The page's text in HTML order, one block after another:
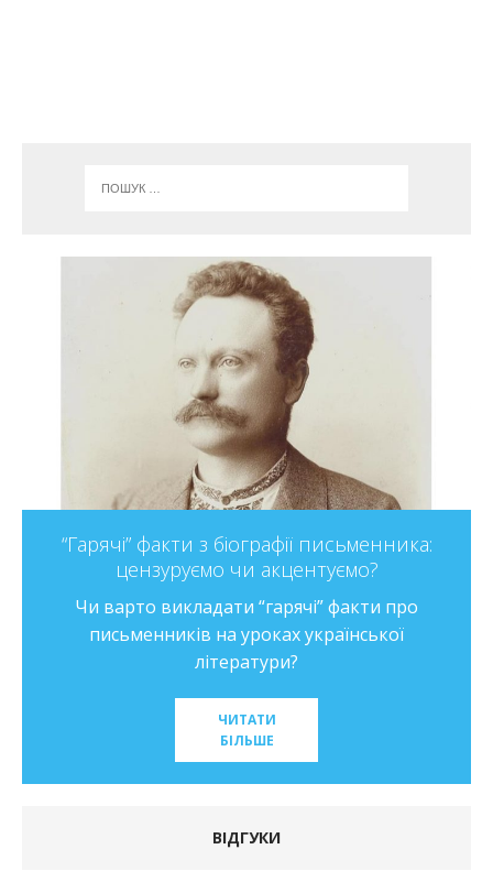
“Гарячі” факти з біографії письменника:
цензуруємо чи акцентуємо?
Чи варто викладати “гарячі” факти про
письменників на уроках української
літератури?
ЧИТАТИ
БІЛЬШЕ
ВІДГУКИ